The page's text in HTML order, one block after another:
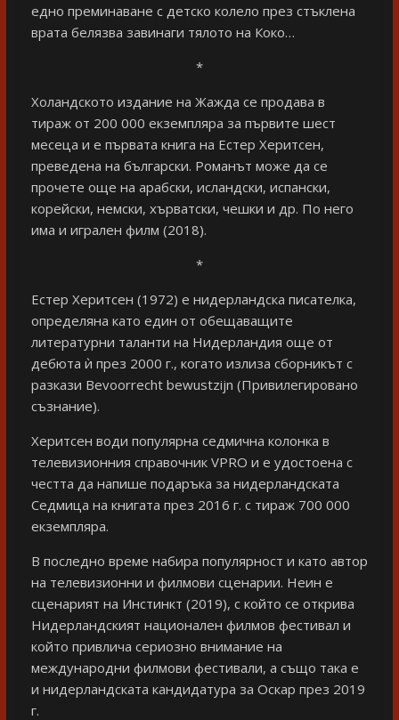
едно преминаване с детско колело през стъклена
врата белязва завинаги тялото на Коко…
*
Холандското издание на Жажда се продава в
тираж от 200 000 екземпляра за първите шест
месеца и е първата книга на Естер Херитсен,
преведена на български. Романът може да се
прочете още на арабски, исландски, испански,
корейски, немски, хърватски, чешки и др. По него
има и игрален филм (2018).
*
Eстер Херитсен (1972) е нидерландска писателка,
определяна като един от обещаващите
литературни таланти на Нидерландия още от
дебюта ѝ през 2000 г., когато излиза сборникът с
разкази Bevoorrecht bewustzijn (Привилегировано
съзнание).
Херитсен води популярна седмична колонка в
телевизионния справочник VPRO и е удостоена с
честта да напише подаръка за нидерландската
Седмица на книгата през 2016 г. с тираж 700 000
екземпляра.
В последно време набира популярност и като автор
на телевизионни и филмови сценарии. Неин е
сценарият на Инстинкт (2019), с който се открива
Нидерландският национален филмов фестивал и
който привлича сериозно внимание на
международни филмови фестивали, а също така е
и нидерландската кандидатура за Оскар през 2019
г.